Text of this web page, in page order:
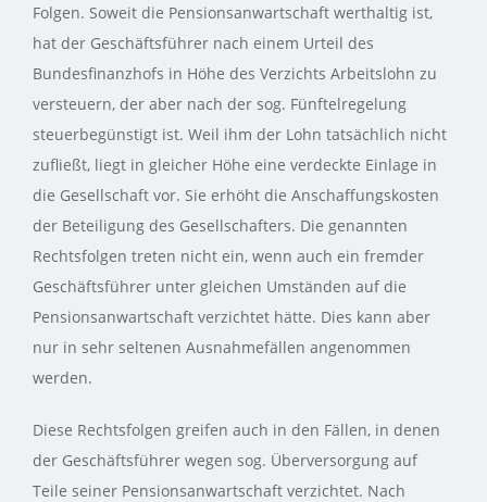
Folgen. Soweit die Pensionsanwartschaft werthaltig ist,
hat der Geschäftsführer nach einem Urteil des
Bundesfinanzhofs in Höhe des Verzichts Arbeitslohn zu
versteuern, der aber nach der sog. Fünftelregelung
steuerbegünstigt ist. Weil ihm der Lohn tatsächlich nicht
zufließt, liegt in gleicher Höhe eine verdeckte Einlage in
die Gesellschaft vor. Sie erhöht die Anschaffungskosten
der Beteiligung des Gesellschafters. Die genannten
Rechtsfolgen treten nicht ein, wenn auch ein fremder
Geschäftsführer unter gleichen Umständen auf die
Pensionsanwartschaft verzichtet hätte. Dies kann aber
nur in sehr seltenen Ausnahmefällen angenommen
werden.
Diese Rechtsfolgen greifen auch in den Fällen, in denen
der Geschäftsführer wegen sog. Überversorgung auf
Teile seiner Pensionsanwartschaft verzichtet. Nach